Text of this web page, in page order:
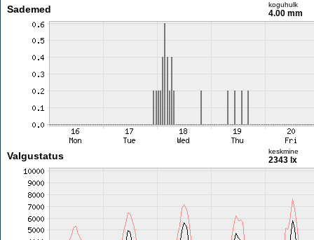
Sademed koguhulk
4.00 mm
Valgustatus keskmine
2343 lx